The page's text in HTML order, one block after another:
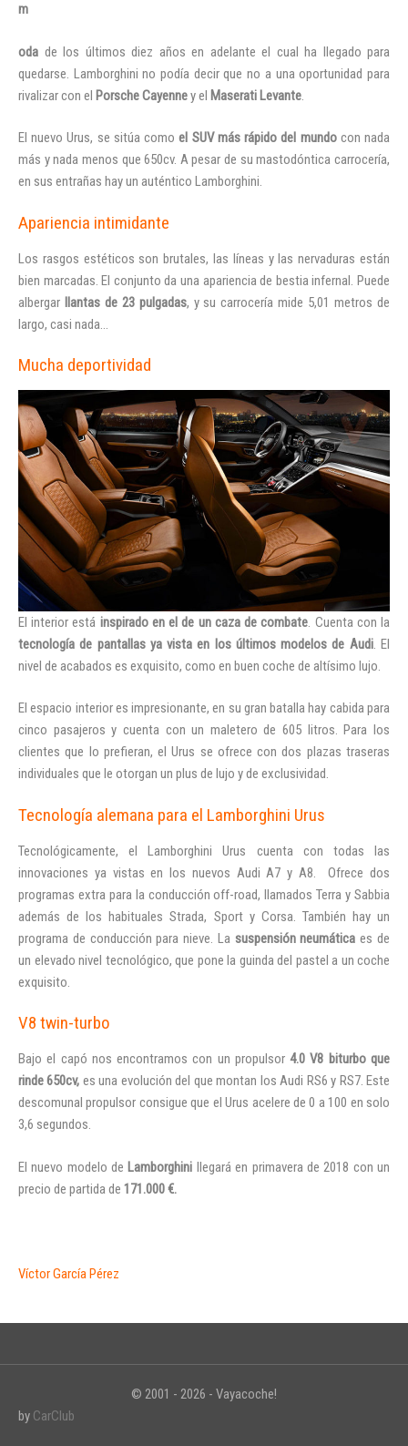
Iniciar sesión
m
oda de los últimos diez años en adelante el cual ha llegado para
quedarse. Lamborghini no podía decir que no a una oportunidad para
rivalizar con el Porsche Cayenney el Maserati Levante.
El nuevo Urus, se sitúa comoel SUV más rápido del mundocon nada
más y nada menos que 650cv. A pesar de su mastodóntica carrocería,
en sus entrañas hay un auténtico Lamborghini.
Apariencia intimidante
Los rasgos estéticos son brutales, las líneas y las nervaduras están
bien marcadas. El conjunto da una apariencia de bestia infernal. Puede
albergar llantas de 23 pulgadas, y su carrocería mide 5,01 metros de
largo, casi nada…
Mucha deportividad
El interior está inspirado en elde un caza de combate. Cuenta con la
tecnología de pantallas ya vista en los últimos modelos de Audi. El
nivel de acabados es exquisito, como en buen coche de altísimo lujo.
El espacio interior es impresionante, en su gran batalla hay cabida para
cinco pasajeros y cuenta con un maletero de 605 litros. Para los
clientes que lo prefieran, el Urus se ofrece con dos plazas traseras
individuales que le otorgan un plus de lujo y de exclusividad.
Tecnología alemana para el Lamborghini Urus
Tecnológicamente, el Lamborghini Urus cuenta con todas las
innovaciones ya vistas en los nuevos Audi A7 y A8. Ofrece dos
programas extra para la conducción off-road, llamados Terra y Sabbia
además de los habituales Strada, Sport y Corsa. También hay un
programa de conducción para nieve. La suspensión neumática es de
un elevado nivel tecnológico, que pone la guinda del pastel a un coche
exquisito.
V8 twin-turbo
Bajo el capó nos encontramos con un propulsor4.0 V8 biturbo que
rinde 650cv, es una evolución del que montan los Audi RS6 y RS7. Este
descomunal propulsor consigue que el Urus acelere de 0 a 100 en solo
3,6 segundos.
El nuevo modelo de Lamborghini llegará en primavera de 2018 con un
precio de partida de 171.000 €.
Víctor García Pérez
© 2001 - 2026 - Vayacoche!
by CarClub